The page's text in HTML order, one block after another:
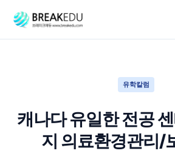
유학칼럼
캐나다 유일한 전공
지 의료환경관리/